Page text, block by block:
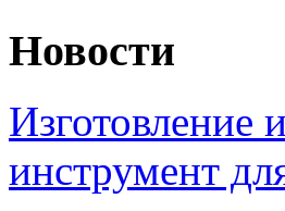
Новости
Изготовление
инструмент